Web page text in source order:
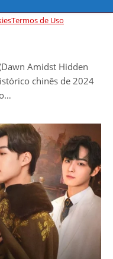
Termos de Uso
ocultas
Amidst Hidden
chinês de 2024